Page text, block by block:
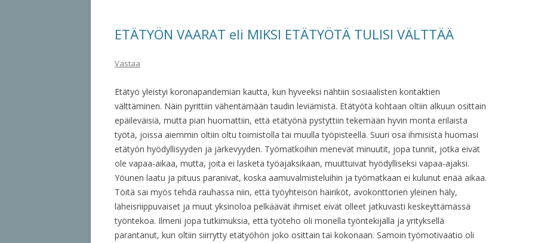
ETÄTYÖN VAARAT eli MIKSI ETÄTYÖTÄ TULISI VÄLTTÄÄ
Vastaa
Etätyö yleistyi koronapandemian kautta, kun hyveeksi nähtiin sosiaalisten kontaktien
välttäminen. Näin pyrittiin vähentämään taudin leviämistä. Etätyötä kohtaan oltiin alkuun osittain
epäileväisiä, mutta pian huomattiin, että etätyönä pystyttiin tekemään hyvin monta erilaista
työtä, joissa aiemmin oltiin oltu toimistolla tai muulla työpisteellä. Suuri osa ihmisistä huomasi
etätyön hyödyllisyyden ja järkevyyden. Työmatkoihin menevät minuutit, jopa tunnit, jotka eivät
ole vapaa-aikaa, mutta, joita ei lasketa työajaksikaan, muuttuivat hyödylliseksi vapaa-ajaksi.
Yöunen laatu ja pituus paranivat, koska aamuvalmisteluihin ja työmatkaan ei kulunut enää aikaa.
Töitä sai myös tehdä rauhassa niin, että työyhteisön häiriköt, avokonttorien yleinen häly,
läheisriippuvaiset ja muut yksinoloa pelkäävät ihmiset eivät olleet jatkuvasti keskeyttämässä
työntekoa. Ilmeni jopa tutkimuksia, että työteho oli monella työntekijällä ja yrityksellä
parantanut, kun oltiin siirrytty etätyöhön joko osittain tai kokonaan. Samoin työmotivaatio oli